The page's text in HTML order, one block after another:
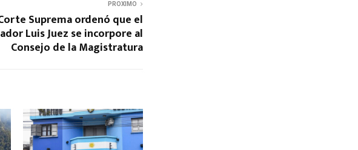
PROXIMO
Suprema ordenó que el
Luis Juez se incorpore al
Consejo de la Magistratura